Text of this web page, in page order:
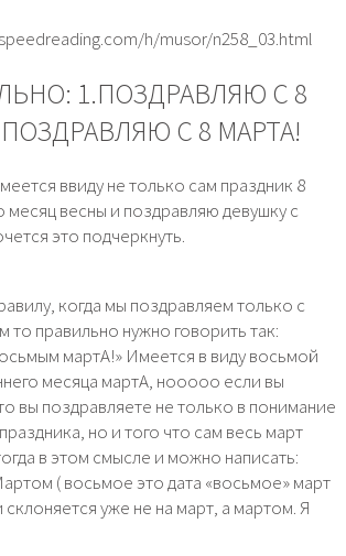
h/musor/n258_03.html
1.ПОЗДРАВЛЯЮ С 8
С 8 МАРТА!
ввиду не только сам праздник 8
месяц весны и поздравляю девушку с
это подчеркнуть.
когда мы поздравляем только с
то правильно нужно говорить так:
мартА!» Имеется в виду восьмой
месяца мартА, нооооо если вы
вы поздравляете не только в понимание
но и того что сам весь март
в этом смысле и можно написать:
( восьмое это дата «восьмое» март
уже не на март, а мартом. Я